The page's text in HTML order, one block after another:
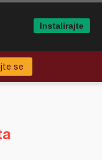
se
Instalirajte